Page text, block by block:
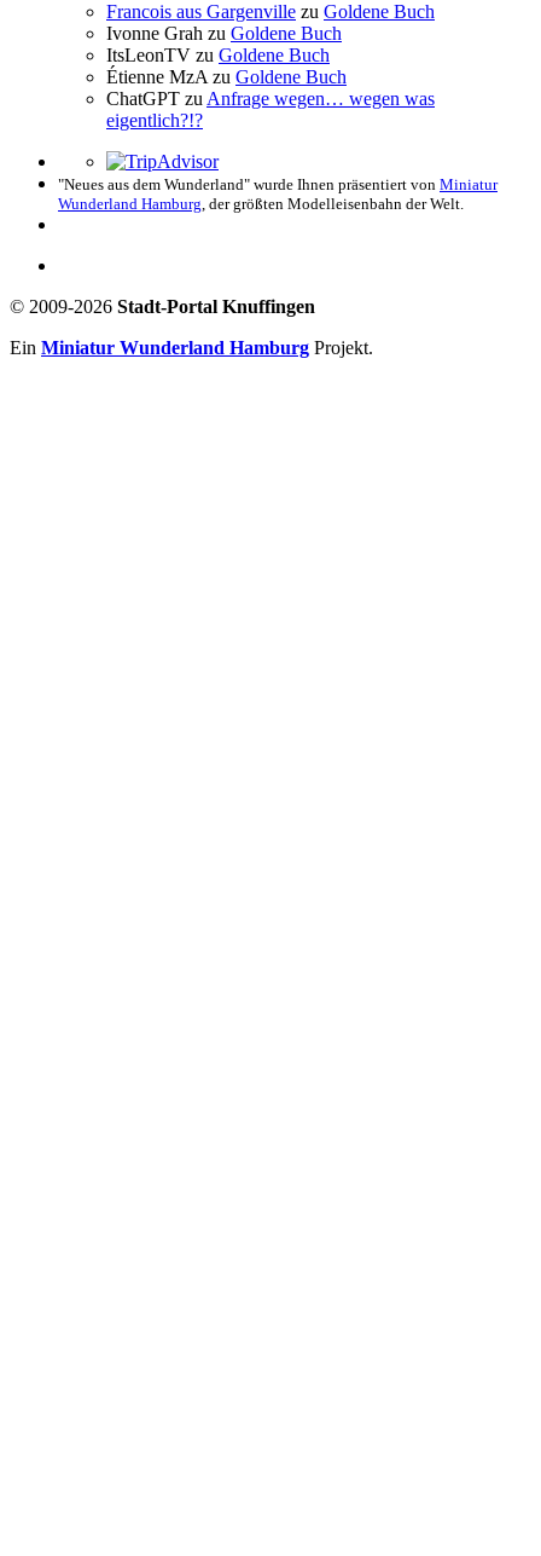
Francois aus Gargenville zu Goldene Buch
Ivonne Grah zu Goldene Buch
ItsLeonTV zu Goldene Buch
Étienne MzA zu Goldene Buch
ChatGPT zu Anfrage wegen… wegen was
eigentlich?!?
"Neues aus dem Wunderland" wurde Ihnen präsentiert von Miniatur
Wunderland Hamburg , der größten Modelleisenbahn der Welt.
© 2009-2026 Stadt-Portal Knuffingen
Ein Miniatur Wunderland Hamburg Projekt.